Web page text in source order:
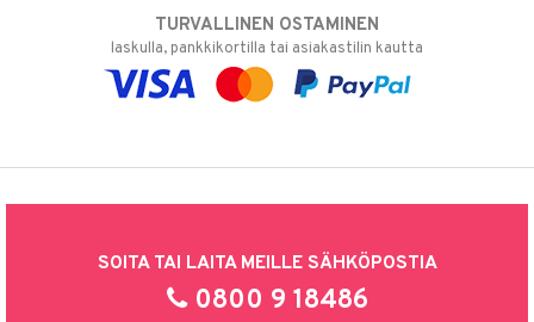
TURVALLINEN OSTAMINEN
laskulla, pankkikortilla tai asiakastilin kautta
SOITA TAI LAITA MEILLE SÄHKÖPOSTIA
0800 9 18486